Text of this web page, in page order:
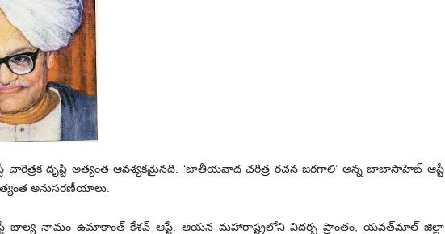
దృష్టి అత్యంత ఆవశ్యకమైనది. ‘జాతీయవాద చరిత్ర రచన జరగాలి’ అన్న బాబాసాహెబ్‌ ఆప్టే
అనుసరణీయాలు.
బాల్య నామం ఉమాకాంత్‌ కేశవ్‌ ఆప్టే. ఆయన మహారాష్ట్రలోని విదర్భ ప్రాంతం, యవత్‌మాల్‌ జిల్లా